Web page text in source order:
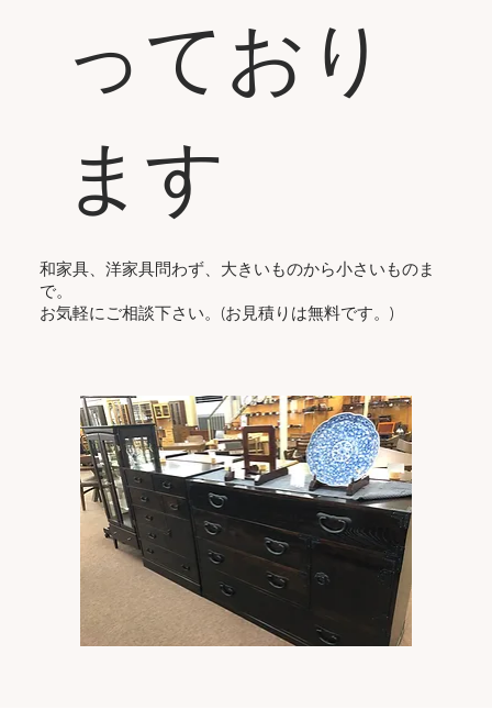
っており
ます
和家具、洋家具問わず、大きいものから小さいものま
で。
お気軽にご相談下さい。(お見積りは無料です。)